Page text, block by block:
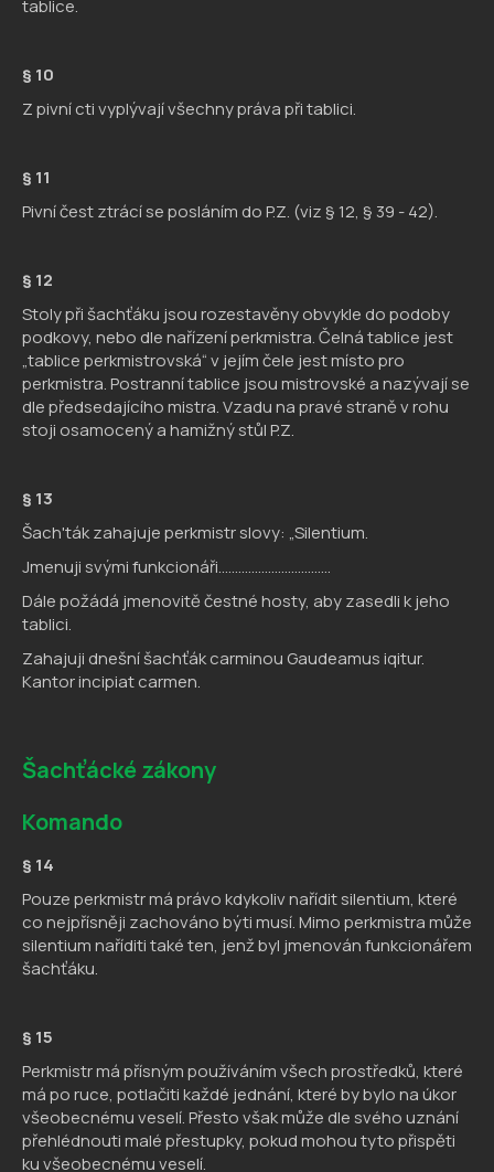
tablice.
§ 10
Z pivní cti vyplývají všechny práva při tablici.
§ 11
Pivní čest ztrácí se posláním do P.Z. (viz § 12, § 39 - 42).
§ 12
Stoly při šachťáku jsou rozestavěny obvykle do podoby
podkovy, nebo dle nařízení perkmistra. Čelná tablice jest
„tablice perkmistrovská“ v jejím čele jest místo pro
perkmistra. Postranní tablice jsou mistrovské a nazývají se
dle předsedajícího mistra. Vzadu na pravé straně v rohu
stoji osamocený a hamižný stůl P.Z.
§ 13
Šach'ták zahajuje perkmistr slovy: „Silentium.
Jmenuji svými funkcionáři..................................
Dále požádá jmenovitě čestné hosty, aby zasedli k jeho
tablici.
Zahajuji dnešní šachťák carminou Gaudeamus iqitur.
Kantor incipiat carmen.
Šachťácké zákony
Komando
§ 14
Pouze perkmistr má právo kdykoliv nařídit silentium, které
co nejpřísněji zachováno býti musí. Mimo perkmistra může
silentium naříditi také ten, jenž byl jmenován funkcionářem
šachťáku.
§ 15
Perkmistr má přísným používáním všech prostředků, které
má po ruce, potlačiti každé jednání, které by bylo na úkor
všeobecnému veselí. Přesto však může dle svého uznání
přehlédnouti malé přestupky, pokud mohou tyto přispěti
ku všeobecnému veselí.